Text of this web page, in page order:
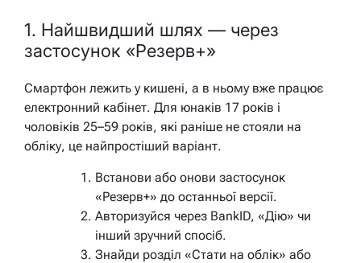
1. Найшвидший шлях — через
застосунок «Резерв+»
Смартфон лежить у кишені, а в ньому вже працює
електронний кабінет. Для юнаків 17 років і
чоловіків 25–59 років, які раніше не стояли на
обліку, це найпростіший варіант.
Встанови або онови застосунок
«Резерв+» до останньої версії.
Авторизуйся через BankID, «Дію» чи
інший зручний спосіб.
Знайди розділ «Стати на облік» або